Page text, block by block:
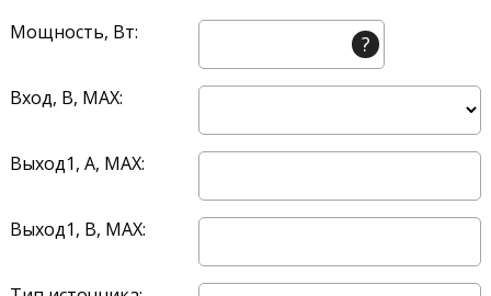
Мощность, Вт: ?
Вход, В, MAX:
Выход1, A, MAX:
Выход1, В, MAX: